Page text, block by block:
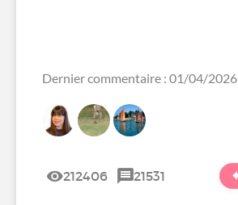
Dernier commentaire : 01/04/2026
212406 21531